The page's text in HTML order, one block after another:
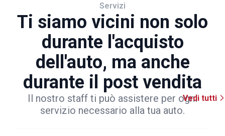
Servizi
Ti siamo vicini non solo
durante l'acquisto
dell'auto, ma anche
durante il post vendita
Il nostro staff ti può assistere per ogni
servizio necessario alla tua auto.
Vedi tutti